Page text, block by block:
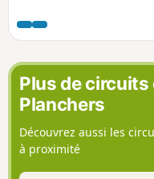
Plus de
Planchers
Découvrez aussi les
à proximité